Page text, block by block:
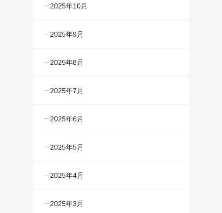
2025年10月
2025年9月
2025年8月
2025年7月
2025年6月
2025年5月
2025年4月
2025年3月